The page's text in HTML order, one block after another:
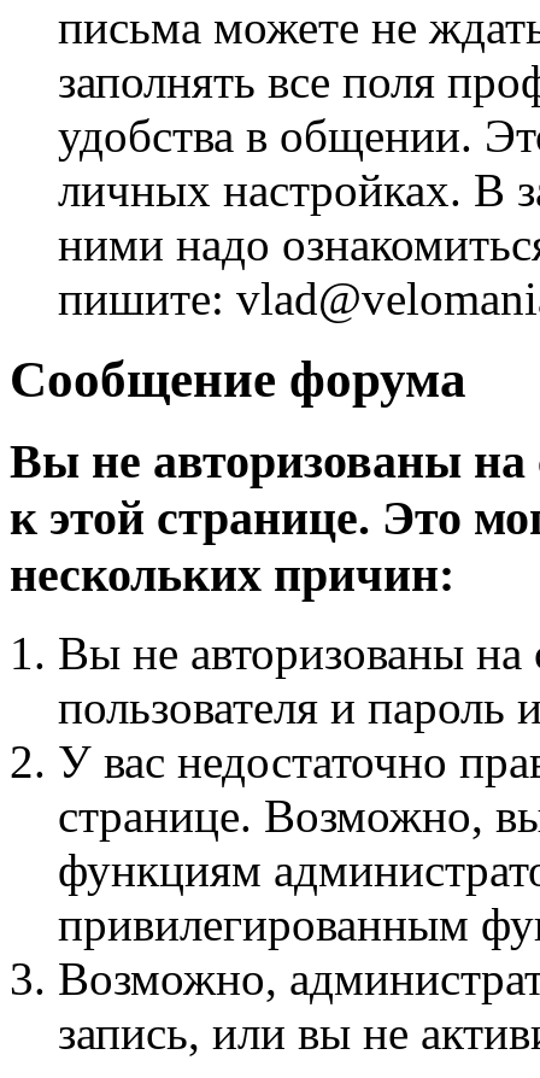
письма можете не
заполнять все поля
удобства в общении.
личных настройках. В
ними надо
пишите:
Сообщение форума
Вы не авторизованы на
к этой странице. Это
нескольких причин:
Вы не авторизованы на
пользователя и пароль
У вас недостаточно
странице. Возможно,
функциям
привилегированным
Возможно,
запись, или вы не